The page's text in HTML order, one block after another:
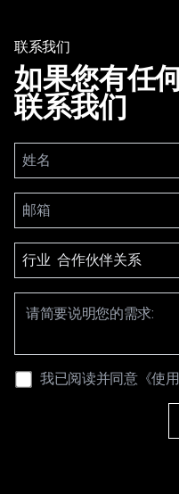
联系我们
如果您有任
联系我们
行业
我已阅读并同意《使